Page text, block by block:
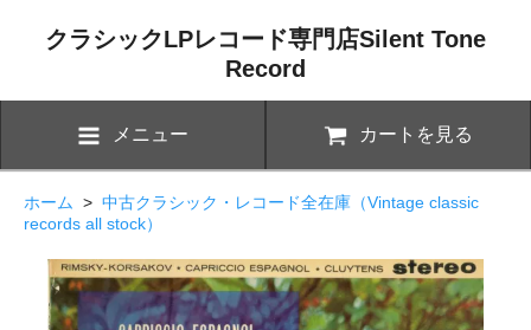
クラシックLPレコード専門店Silent Tone
Record
メニュー カートを見る
ホーム > 中古クラシック・レコード全在庫（Vintage classic
records all stock）